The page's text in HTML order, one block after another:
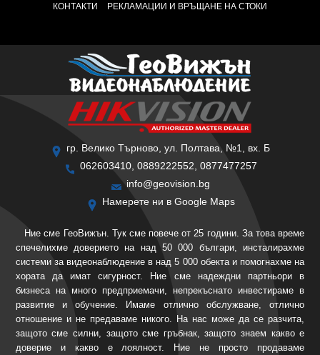
КОНТАКТИ
РЕКЛАМАЦИИ И ВРЪЩАНЕ НА СТОКИ
гр. Велико Търново, ул. Полтава, №1, вх. Б
062603410, 0889222552, 0877477257
info@geovision.bg
Намерете ни в Google Maps
Ние сме ГеоВижън. Тук сме повече от 25 години. За това време
спечелихме доверието на над 50 000 българи, инсталирахме
системи за видеонаблюдение в над 5 000 обекта и помогнахме на
хората да имат сигурност. Ние сме надеждни партньори в
бизнеса на много предприемачи, непрекъснато инвестираме в
развитие и обучение. Имаме отлично обслужване, отлично
отношение и не предаваме никого. На нас може да се разчита,
защото сме силни, защото сме гръбнак, защото знаем какво е
доверие и какво е лоялност. Ние не просто продаваме